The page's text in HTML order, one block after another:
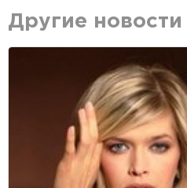
Другие новости